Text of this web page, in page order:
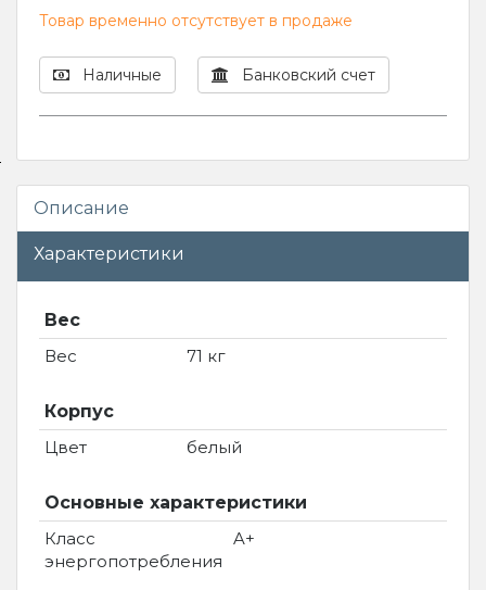
Товар временно отсутствует в продаже
Наличные Банковский счет
Описание
Характеристики
Вес
Вес
71 кг
Корпус
Цвет
белый
Основные характеристики
Класс
энергопотребления
A+